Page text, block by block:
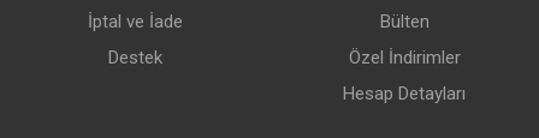
İptal ve İade
Destek
Bülten
Özel İndirimler
Hesap Detayları